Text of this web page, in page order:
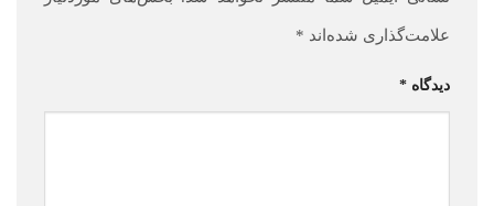
علامت‌گذاری شده‌اند *
دیدگاه *